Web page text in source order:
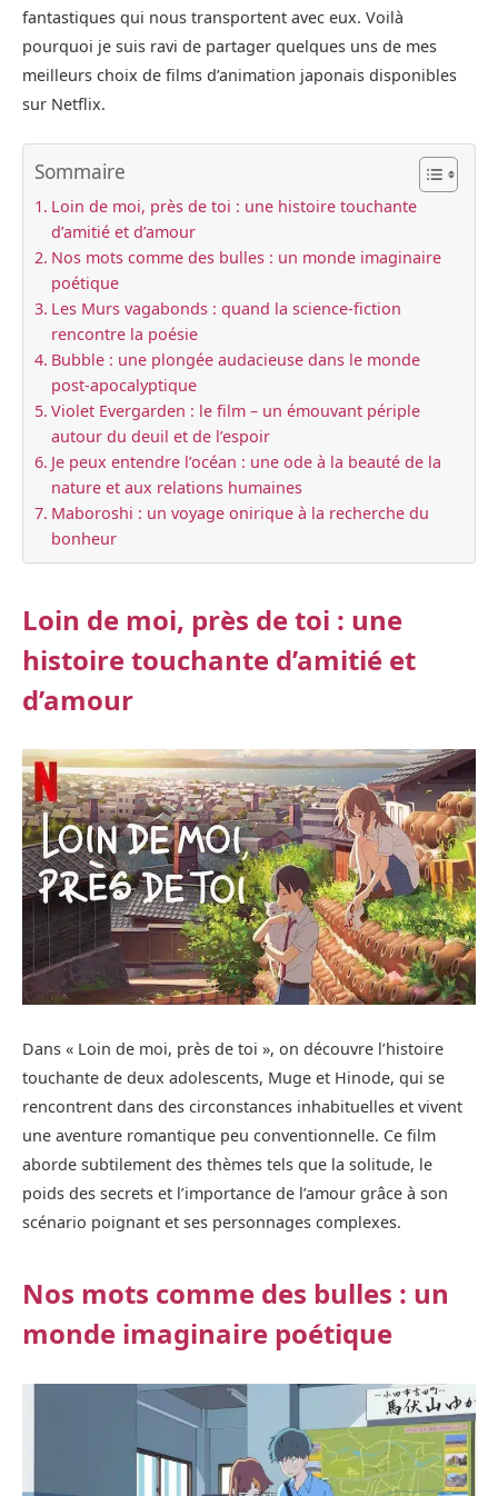
fantastiques qui nous transportent avec eux. Voilà
pourquoi je suis ravi de partager quelques uns de mes
meilleurs choix de films d’animation japonais disponibles
sur Netflix.
Sommaire
Loin de moi, près de toi : une histoire touchante
d’amitié et d’amour
Nos mots comme des bulles : un monde imaginaire
poétique
Les Murs vagabonds : quand la science-fiction
rencontre la poésie
Bubble : une plongée audacieuse dans le monde
post-apocalyptique
Violet Evergarden : le film – un émouvant périple
autour du deuil et de l’espoir
Je peux entendre l’océan : une ode à la beauté de la
nature et aux relations humaines
Maboroshi : un voyage onirique à la recherche du
bonheur
Loin de moi, près de toi : une
histoire touchante d’amitié et
d’amour
Dans « Loin de moi, près de toi », on découvre l’histoire
touchante de deux adolescents, Muge et Hinode, qui se
rencontrent dans des circonstances inhabituelles et vivent
une aventure romantique peu conventionnelle. Ce film
aborde subtilement des thèmes tels que la solitude, le
poids des secrets et l’importance de l’amour grâce à son
scénario poignant et ses personnages complexes.
Nos mots comme des bulles : un
monde imaginaire poétique